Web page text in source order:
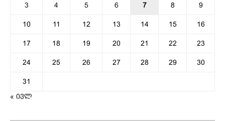
3 4 5 6 7 8 9
10 11 12 13 14 15 16
17 18 19 20 21 22 23
24 25 26 27 28 29 30
31
« ივლ